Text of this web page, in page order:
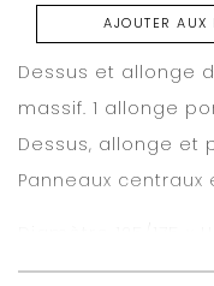
AJOUTER AUX
Dessus et allonge
massif. 1 allonge
Dessus, allonge et
Panneaux